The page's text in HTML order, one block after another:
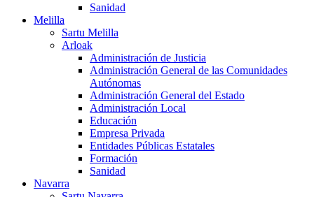
Sanidad
Melilla
Sartu Melilla
Arloak
Administración de Justicia
Administración General de las Comunidades
Autónomas
Administración General del Estado
Administración Local
Educación
Empresa Privada
Entidades Públicas Estatales
Formación
Sanidad
Navarra